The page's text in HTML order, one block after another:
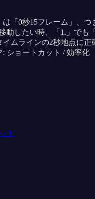
「0秒15フレーム」、
動したい時、「1.」で
ムラインの2秒地点に
ショートカット / 効率化
ト